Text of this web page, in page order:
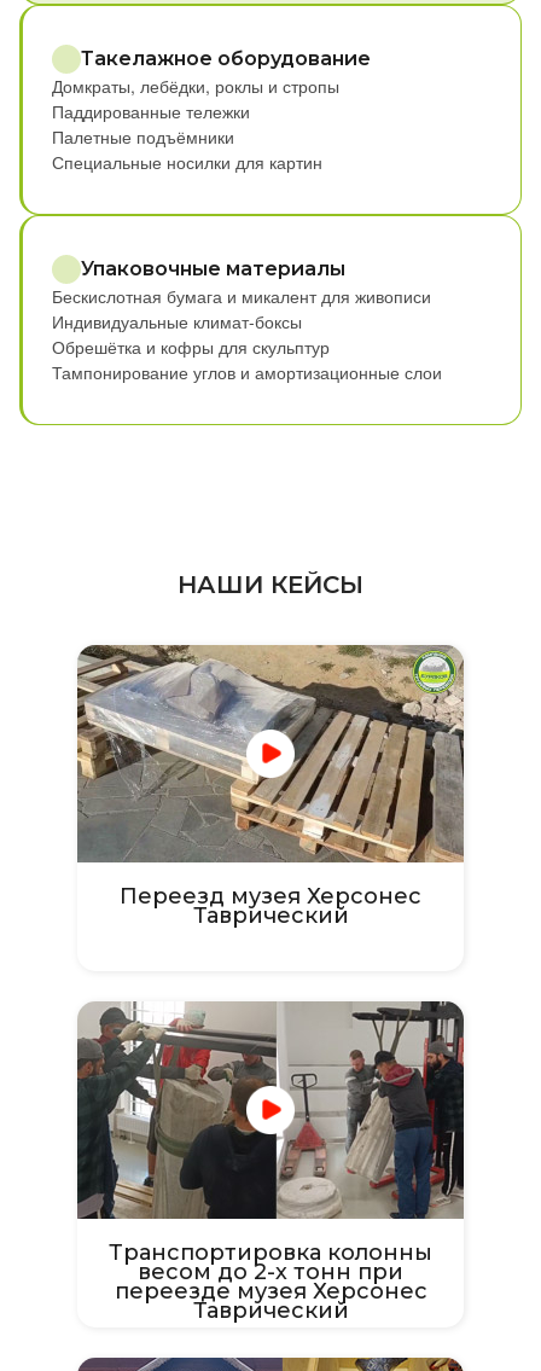
Такелажное оборудование
Домкраты, лебёдки, роклы и стропы
Паддированные тележки
Палетные подъёмники
Специальные носилки для картин
Упаковочные материалы
Бескислотная бумага и микалент для живописи
Индивидуальные климат-боксы
Обрешётка и кофры для скульптур
Тампонирование углов и амортизационные слои
НАШИ КЕЙСЫ
Переезд музея Херсонес
Таврический
Транспортировка колонны
весом до 2-х тонн при
переезде музея Херсонес
Таврический